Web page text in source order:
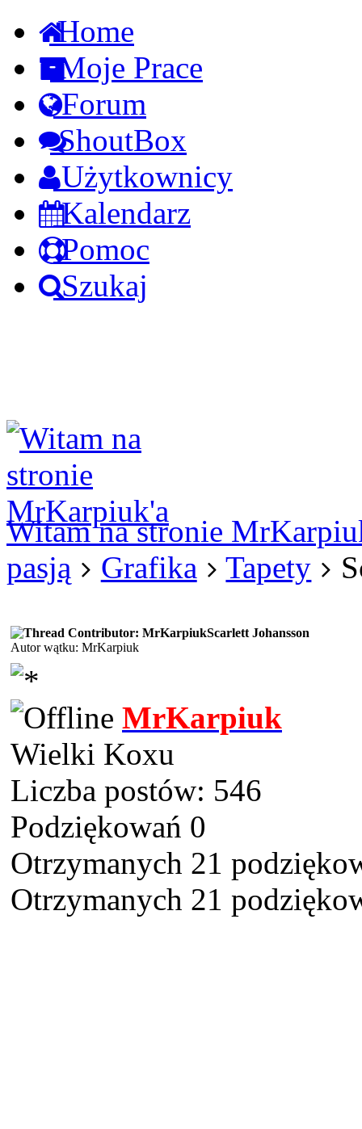
Home
Moje Prace
Forum
ShoutBox
Użytkownicy
Kalendarz
Pomoc
Szukaj
Witam na stronie
pasją
Grafika Tapety
Scarlett Johansson
Autor wątku: MrKarpiuk
MrKarpiuk
Wielki Koxu
Liczba postów: 546
Podziękowań 0
Otrzymanych 21
Otrzymanych 21